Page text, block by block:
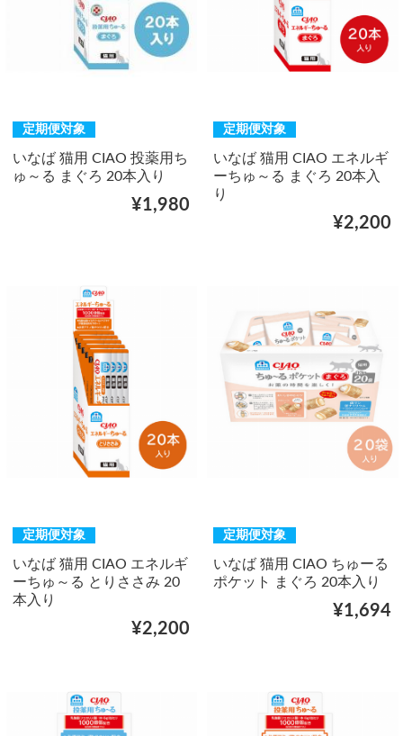
定期便対象
いなば 猫用 CIAO 投薬用ち
ゅ～る まぐろ 20本入り
¥1,980
定期便対象
いなば 猫用 CIAO エネルギ
ーちゅ～る まぐろ 20本入
り
¥2,200
定期便対象
いなば 猫用 CIAO エネルギ
ーちゅ～る とりささみ 20
本入り
¥2,200
定期便対象
いなば 猫用 CIAO ちゅーる
ポケット まぐろ 20本入り
¥1,694